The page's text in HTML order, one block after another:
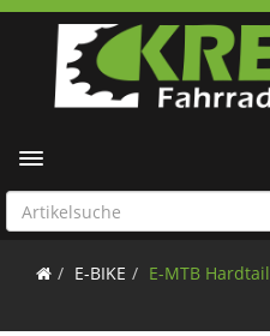
Toggle navigation
E-BIKE E-MTB Hardtail